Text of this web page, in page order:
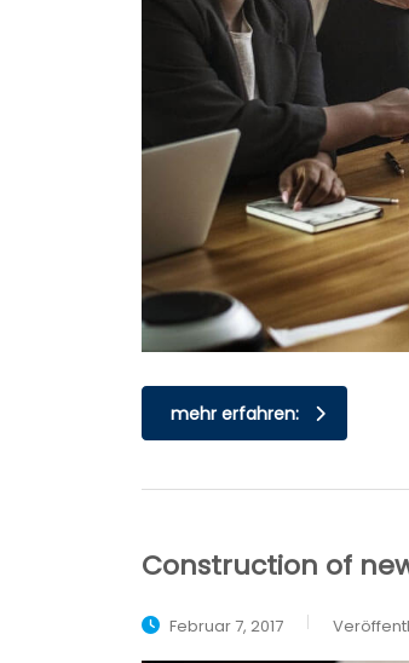
mehr erfahren:
Construction of
Februar 7, 2017